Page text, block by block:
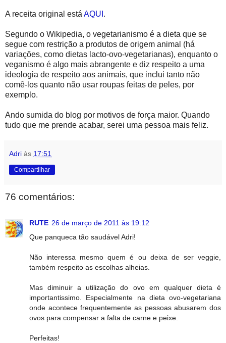
A receita original está AQUI .
Segundo o Wikipedia, o vegetarianismo é a dieta que se
segue com restrição a produtos de origem animal (há
variações, como dietas lacto-ovo-vegetarianas), enquanto o
veganismo é algo mais abrangente e diz respeito a uma
ideologia de respeito aos animais, que inclui tanto não
comê-los quanto não usar roupas feitas de peles, por
exemplo.
Ando sumida do blog por motivos de força maior. Quando
tudo que me prende acabar, serei uma pessoa mais feliz.
Adri às 17:51
Compartilhar
76 comentários:
RUTE 26 de março de 2011 às 19:12
Que panqueca tão saudável Adri!
Não interessa mesmo quem é ou deixa de ser veggie,
também respeito as escolhas alheias.
Mas diminuir a utilização do ovo em qualquer dieta é
importantissimo. Especialmente na dieta ovo-vegetariana
onde acontece frequentemente as pessoas abusarem dos
ovos para compensar a falta de carne e peixe.
Perfeitas!